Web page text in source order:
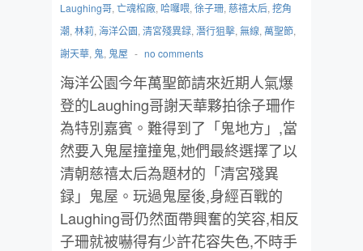
Laughing哥, 亡魂棺廠, 哈囉喂, 徐子珊, 慈禧太后, 挖角
潮, 林莉, 海洋公園, 清宮殘異録, 潛行狙擊, 無線, 萬聖節,
謝天華, 鬼, 鬼屋 - no comments
海洋公園今年萬聖節請來近期人氣爆
登的Laughing哥謝天華夥拍徐子珊作
為特別嘉賓。難得到了「鬼地方」,當
然要入鬼屋撞撞鬼,她們最終選擇了以
清朝慈禧太后為題材的「清宮殘異
録」鬼屋。玩過鬼屋後,身經百戰的
Laughing哥仍然面帶興奮的笑容,相反
子珊就被嚇得有少許花容失色,不時手